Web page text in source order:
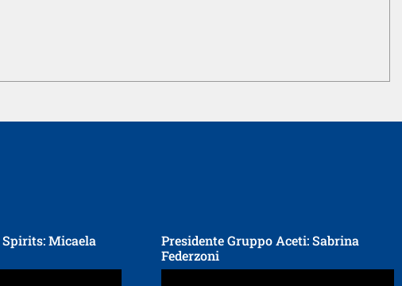
Micaela
Presidente Gruppo Aceti: Sabrina
Federzoni